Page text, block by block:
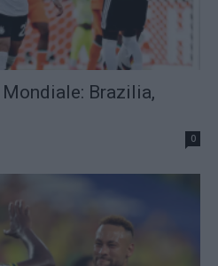
Brazilia,
0